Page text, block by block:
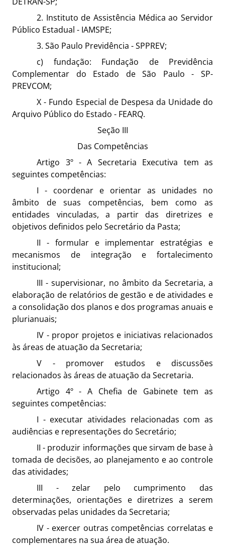
2. Instituto de Assistência Médica ao Servidor
Público Estadual - IAMSPE;
3. São Paulo Previdência - SPPREV;
c) fundação: Fundação de Previdência
Complementar do Estado de São Paulo - SP-
PREVCOM;
X - Fundo Especial de Despesa da Unidade do
Arquivo Público do Estado - FEARQ.
Seção III
Das Competências
Artigo 3º - A Secretaria Executiva tem as
seguintes competências:
I - coordenar e orientar as unidades no
âmbito de suas competências, bem como as
entidades vinculadas, a partir das diretrizes e
objetivos definidos pelo Secretário da Pasta;
II - formular e implementar estratégias e
mecanismos de integração e fortalecimento
institucional;
III - supervisionar, no âmbito da Secretaria, a
elaboração de relatórios de gestão e de atividades e
a consolidação dos planos e dos programas anuais e
plurianuais;
IV - propor projetos e iniciativas relacionados
às áreas de atuação da Secretaria;
V - promover estudos e discussões
relacionados às áreas de atuação da Secretaria.
Artigo 4º - A Chefia de Gabinete tem as
seguintes competências:
I - executar atividades relacionadas com as
audiências e representações do Secretário;
II - produzir informações que sirvam de base à
tomada de decisões, ao planejamento e ao controle
das atividades;
III - zelar pelo cumprimento das
determinações, orientações e diretrizes a serem
observadas pelas unidades da Secretaria;
IV - exercer outras competências correlatas e
complementares na sua área de atuação.